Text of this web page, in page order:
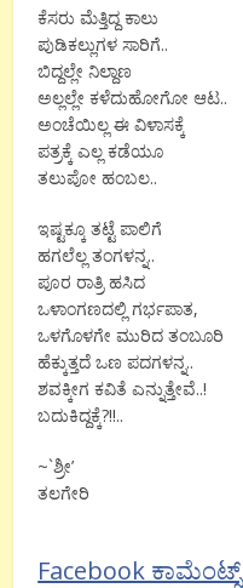
ಕೆಸರು ಮೆತ್ತಿದ್ದ ಕಾಲು
ಪುಡಿಕಲ್ಲುಗಳ ಸಾರಿಗೆ..
ಬಿದ್ದಲ್ಲೇ ನಿಲ್ದಾಣ
ಅಲ್ಲಲ್ಲೇ ಕಳೆದುಹೋಗೋ ಆಟ..
ಅಂಚೆಯಿಲ್ಲ ಈ ವಿಳಾಸಕ್ಕೆ
ಪತ್ರಕ್ಕೆ ಎಲ್ಲ ಕಡೆಯೂ
ತಲುಪೋ ಹಂಬಲ..
ಇಷ್ಟಕ್ಕೂ ತಟ್ಟೆ ಪಾಲಿಗೆ
ಹಗಲೆಲ್ಲ ತಂಗಳನ್ನ..
ಪೂರ ರಾತ್ರಿ ಹಸಿದ
ಒಳಾಂಗಣದಲ್ಲಿ ಗರ್ಭಪಾತ,
ಒಳಗೊಳಗೇ ಮುರಿದ ತಂಬೂರಿ
ಹೆಕ್ಕುತ್ತದೆ ಒಣ ಪದಗಳನ್ನ..
ಶವಕ್ಕೀಗ ಕವಿತೆ ಎನ್ನುತ್ತೇವೆ..!
ಬದುಕಿದ್ದಕ್ಕೆ?!!..
~`ಶ್ರೀ’
ತಲಗೇರಿ
Facebook ಕಾಮೆಂಟ್ಸ್